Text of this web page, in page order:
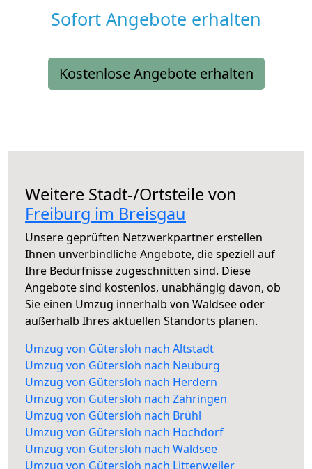
Sofort Angebote erhalten
Kostenlose Angebote erhalten
Weitere Stadt-/Ortsteile von
Freiburg im Breisgau
Unsere geprüften Netzwerkpartner erstellen
Ihnen unverbindliche Angebote, die speziell auf
Ihre Bedürfnisse zugeschnitten sind. Diese
Angebote sind kostenlos, unabhängig davon, ob
Sie einen Umzug innerhalb von Waldsee oder
außerhalb Ihres aktuellen Standorts planen.
Umzug von Gütersloh nach Altstadt
Umzug von Gütersloh nach Neuburg
Umzug von Gütersloh nach Herdern
Umzug von Gütersloh nach Zähringen
Umzug von Gütersloh nach Brühl
Umzug von Gütersloh nach Hochdorf
Umzug von Gütersloh nach Waldsee
Umzug von Gütersloh nach Littenweiler